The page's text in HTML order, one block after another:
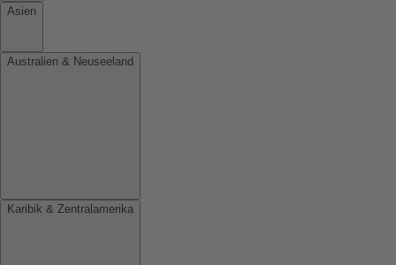
Asien
Australien & Neuseeland
Karibik & Zentralamerika